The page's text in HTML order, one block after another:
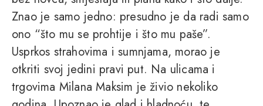
Znao je samo jedno: presudno je da radi samo
ono “što mu se prohtije i što mu paše”.
Usprkos strahovima i sumnjama, morao je
otkriti svoj jedini pravi put. Na ulicama i
trgovima Milana Maksim je živio nekoliko